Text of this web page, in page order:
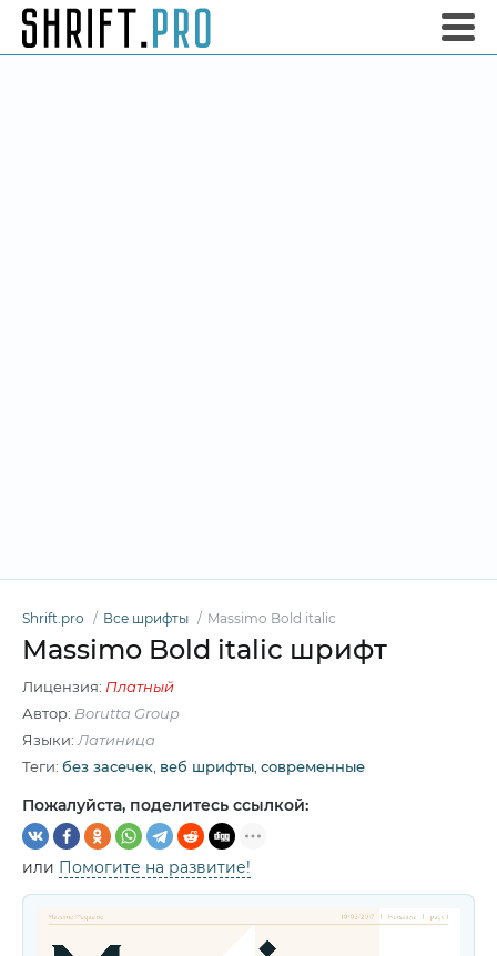
Shrift.pro Все шрифты Massimo Bold italic
Massimo Bold italic шрифт
Лицензия: Платный
Автор: Borutta Group
Языки: Латиница
Теги: без засечек веб шрифты современные
Пожалуйста, поделитесь ссылкой:
или Помогите на развитие!